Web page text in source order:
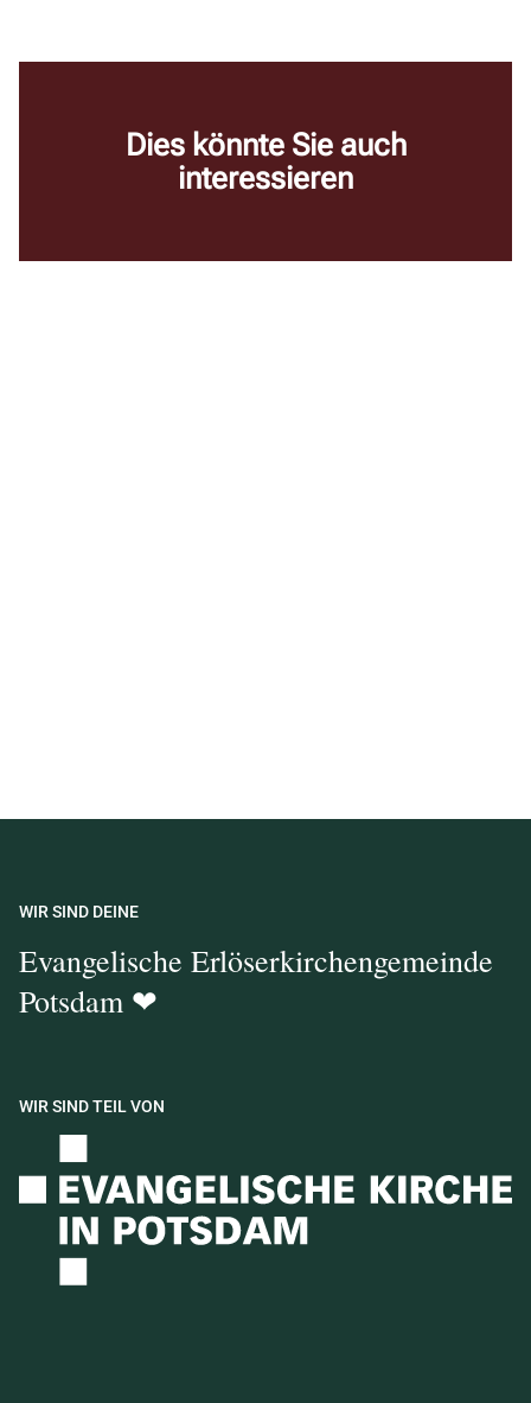
Dies könnte Sie auch
interessieren
WIR SIND DEINE
Evangelische Erlöserkirchengemeinde
Potsdam ❤
WIR SIND TEIL VON